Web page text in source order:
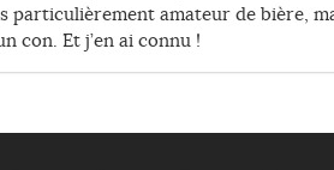
particulièrement amateur de bière,
con. Et j’en ai connu !